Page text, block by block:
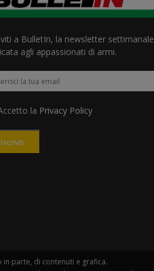
a BulletIn, la newsletter settimanale
agli appassionati di armi.
la Privacy Policy
Iscriviti
in parte, di contenuti e grafica.